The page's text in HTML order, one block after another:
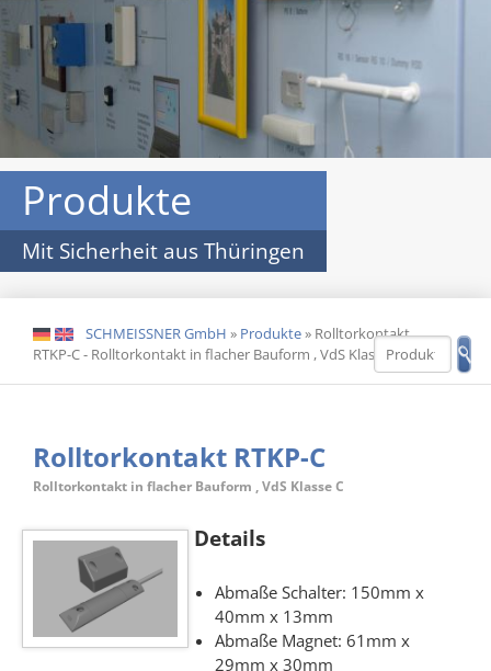
Produkte
Mit Sicherheit aus Thüringen
DE EN SCHMEISSNER GmbH » Produkte» Rolltorkontakt
RTKP-C - Rolltorkontakt in flacher Bauform , VdS Klasse C
Rolltorkontakt RTKP-C
Rolltorkontakt in flacher Bauform , VdS Klasse C
Details
Abmaße Schalter: 150mm x
40mm x 13mm
Abmaße Magnet: 61mm x
29mm x 30mm